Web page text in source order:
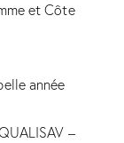
et Côte
année
–